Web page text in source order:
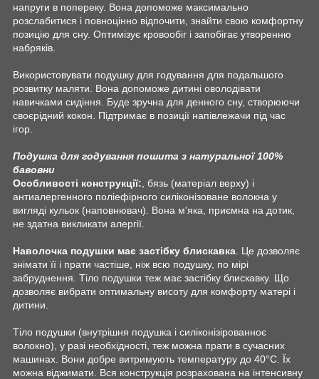
напруги в попереку. Вона допоможе максимально
розслабитися і повноцінно відпочити, знайти свою комфортну
позицію для сну. Оптимізує кровообіг і запобігає утворенню
набряків.
Використовувати подушку для годування для подальшого
розвитку маляти. Вона допоможе дитині оволодівати
навичками сидіння. Буде зручна для денного сну, створюючи
своєрідний кокон. Підтримає в позиції напівлежачи під час
ігор.
Подушка для годування пошита з натуральної 100%
бавовни
Особливості конструкції: , бязь (матеріал верху) і
антиалергенного поліефірного силіконізоване волокна у
вигляді кульок (наповнювач). Вона м'яка, приємна на дотик,
не здатна викликати алергії.
Наволочка подушки має застібку блискавка . Це дозволяє
знімати її і прати частіше, ніж всю подушку, по мірі
забруднення. Тіло подушки теж має застібку блискавку. Що
дозволяє вибрати оптимальну висоту для комфорту матері і
дитини.
Тіло подушки (внутрішня подушка і силіконізірованноє
волокно), у разі необхідності, теж можна прати в сучасних
машинах. Вони добре витримують температуру до 40°C. Їх
можна віджимати. Вся конструкція розрахована на інтенсивну